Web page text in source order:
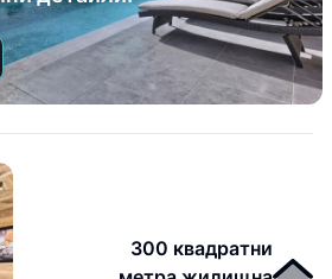
300 квадратни